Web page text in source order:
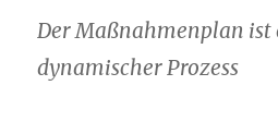
Der Maßnahmenplan ist
dynamischer Prozess